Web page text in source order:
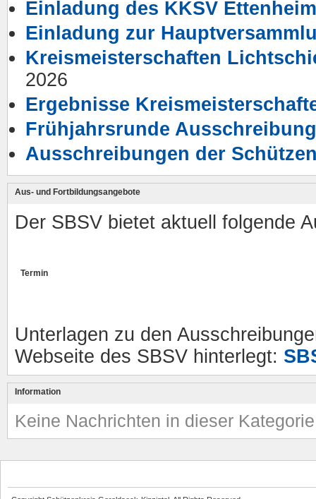
Einladung des KKSV Ettenheim
Einladung zur
Kreismeisterschaften
2026
Ergebnisse
Frühjahrsrunde
Ausschreibungen der
Aus- und Fortbildungsangebote
Der SBSV bietet aktuell folgende
Termin
Unterlagen zu den
Webseite des SBSV hinterlegt:
Information
Keine Nachrichten in dieser